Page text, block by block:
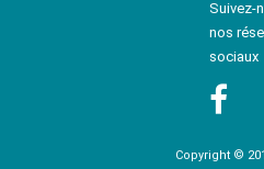
Suivez-
nos
sociaux
Copyright ©